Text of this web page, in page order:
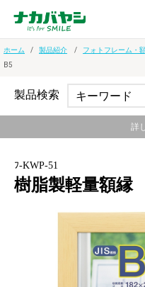
ホーム 製品紹介 フォトフレーム・
B5
ﾌ-KWP-51
樹脂製軽量額
製品検索
詳